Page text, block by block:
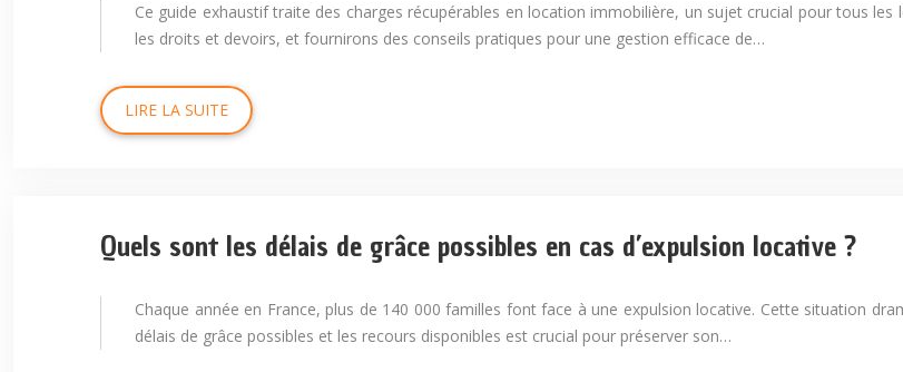
Ce guide exhaustif traite des charges récupérables en location immobilière, un sujet crucial pour tous
les droits et devoirs, et fournirons des conseils pratiques pour une gestion efficace de…
LIRE LA SUITE
Quels sont les délais de grâce possibles en cas d’expulsion locative ?
Chaque année en France, plus de 140 000 familles font face à une expulsion locative. Cette situation
délais de grâce possibles et les recours disponibles est crucial pour préserver son…